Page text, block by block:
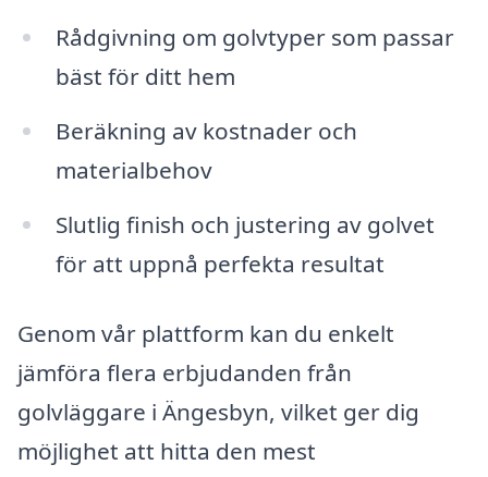
Rådgivning om golvtyper som passar
bäst för ditt hem
Beräkning av kostnader och
materialbehov
Slutlig finish och justering av golvet
för att uppnå perfekta resultat
Genom vår plattform kan du enkelt
jämföra flera erbjudanden från
golvläggare i Ängesbyn, vilket ger dig
möjlighet att hitta den mest